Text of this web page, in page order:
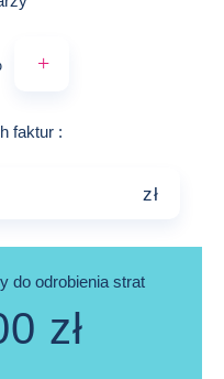
+
faktur Przykład: 10 000
:
zł
do odrobienia strat
zł